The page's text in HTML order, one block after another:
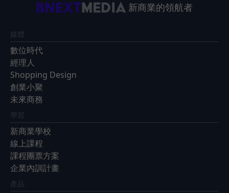
新商業的領航者
媒體
數位時代
經理人
Shopping Design
創業小聚
未來商務
學習
新商業學校
線上課程
課程團票方案
企業內訓計畫
產品